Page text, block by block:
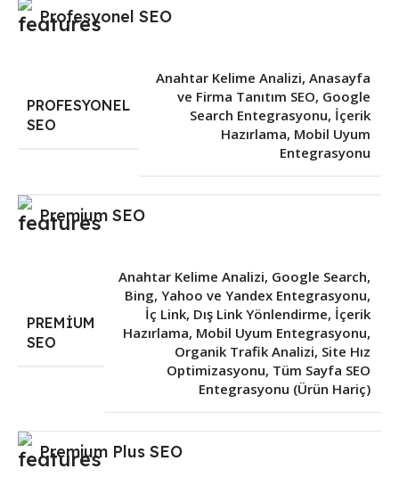
Profesyonel SEO
PROFESYONEL
SEO
Anahtar Kelime Analizi, Anasayfa
ve Firma Tanıtım SEO, Google
Search Entegrasyonu, İçerik
Hazırlama, Mobil Uyum
Entegrasyonu
Premium SEO
PREMIUM
SEO
Anahtar Kelime Analizi, Google Search,
Bing, Yahoo ve Yandex Entegrasyonu,
İç Link, Dış Link Yönlendirme, İçerik
Hazırlama, Mobil Uyum Entegrasyonu,
Organik Trafik Analizi, Site Hız
Optimizasyonu, Tüm Sayfa SEO
Entegrasyonu (Ürün Hariç)
Premium Plus SEO